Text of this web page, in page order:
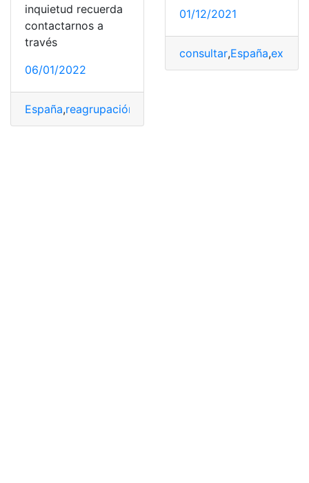
inquietud recuerda
contactarnos a
través
06/01/2022
España,reagrupación familiar
01/12/2021
consultar,España,